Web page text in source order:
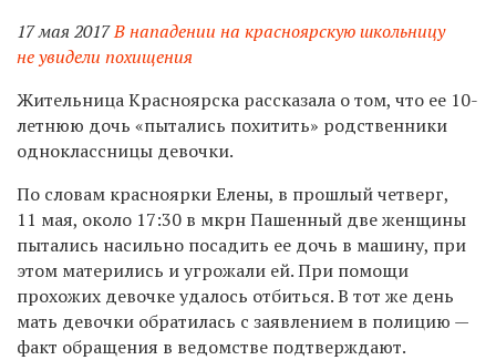
17 мая 2017В нападении на красноярскую школьницу
не увидели похищения
Жительница Красноярска рассказала о том, что ее 10-
летнюю дочь «пытались похитить» родственники
одноклассницы девочки.
По словам красноярки Елены, в прошлый четверг,
11 мая, около 17:30 в мкрн Пашенный две женщины
пытались насильно посадить ее дочь в машину, при
этом матерились и угрожали ей. При помощи
прохожих девочке удалось отбиться. В тот же день
мать девочки обратилась с заявлением в полицию —
факт обращения в ведомстве подтверждают.